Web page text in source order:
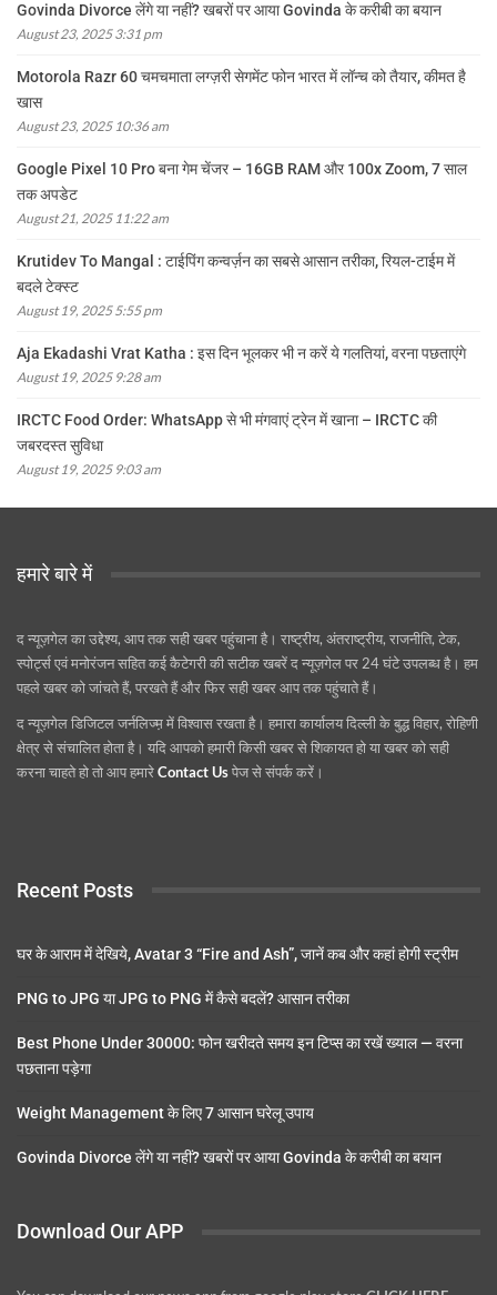
Govinda Divorce लेंगे या नहीं? खबरों पर आया Govinda के करीबी का बयान
August 23, 2025 3:31 pm
Motorola Razr 60 चमचमाता लग्ज़री सेगमेंट फोन भारत में लॉन्च को तैयार, कीमत है
खास
August 23, 2025 10:36 am
Google Pixel 10 Pro बना गेम चेंजर – 16GB RAM और 100x Zoom, 7 साल
तक अपडेट
August 21, 2025 11:22 am
Krutidev To Mangal : टाईपिंग कन्वर्ज़न का सबसे आसान तरीका, रियल-टाईम में
बदले टेक्स्ट
August 19, 2025 5:55 pm
Aja Ekadashi Vrat Katha : इस दिन भूलकर भी न करें ये गलतियां, वरना पछताएंगे
August 19, 2025 9:28 am
IRCTC Food Order: WhatsApp से भी मंगवाएं ट्रेन में खाना – IRCTC की
जबरदस्त सुविधा
August 19, 2025 9:03 am
हमारे बारे में
द न्यूज़गेल का उद्देश्य, आप तक सही खबर पहुंचाना है। राष्ट्रीय, अंतराष्ट्रीय, राजनीति, टेक,
स्पोर्ट्स एवं मनोरंजन सहित कई कैटेगरी की सटीक खबरें द न्यूज़गेल पर 24 घंटे उपलब्ध है। हम
पहले खबर को जांचते हैं, परखते हैं और फिर सही खबर आप तक पहुंचाते हैं।
द न्यूज़गेल डिजिटल जर्नलिज्म़ में विश्वास रखता है। हमारा कार्यालय दिल्ली के बुद्ध विहार, रोहिणी
क्षेत्र से संचालित होता है। यदि आपको हमारी किसी खबर से शिकायत हो या खबर को सही
करना चाहते हो तो आप हमारेContact Usपेज से संपर्क करें।
Recent Posts
घर के आराम में देखिये, Avatar 3 “Fire and Ash”, जानें कब और कहां होगी स्ट्रीम
PNG to JPG या JPG to PNG में कैसे बदलें? आसान तरीका
Best Phone Under 30000: फोन खरीदते समय इन टिप्स का रखें ख्याल — वरना
पछताना पड़ेगा
Weight Management के लिए 7 आसान घरेलू उपाय
Govinda Divorce लेंगे या नहीं? खबरों पर आया Govinda के करीबी का बयान
Download Our APP